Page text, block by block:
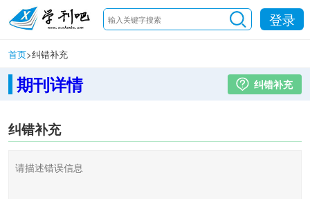
登录
首页>纠错补充
期刊详情 纠错补充
纠错补充